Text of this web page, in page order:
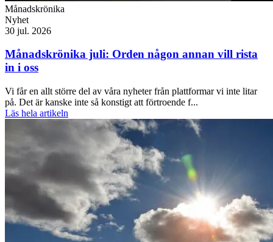
Månadskrönika
Nyhet
30 jul. 2026
Månadskrönika juli: Orden någon annan vill rista
in i oss
Vi får en allt större del av våra nyheter från plattformar vi inte litar
på. Det är kanske inte så konstigt att förtroende f...
Läs hela artikeln